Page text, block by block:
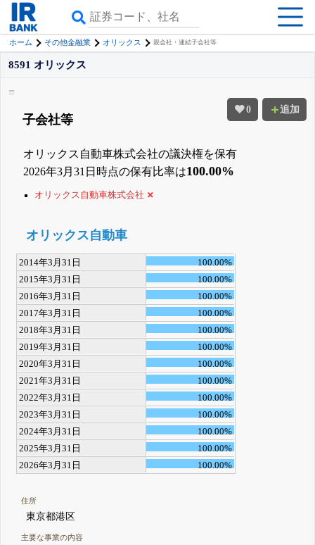
ホーム その他金融業 オリックス 親会社・連結子会社等
0 追加
8591 オリックス
子会社等
オリックス自動車株式会社の議決権を保有
2026年3月31日時点の保有比率は100.00%
オリックス自動車株式会社
オリックス自動車
2014年3月31日
100.00%
2015年3月31日
100.00%
2016年3月31日
100.00%
2017年3月31日
100.00%
2018年3月31日
100.00%
2019年3月31日
100.00%
2020年3月31日
100.00%
2021年3月31日
100.00%
2022年3月31日
100.00%
2023年3月31日
100.00%
2024年3月31日
100.00%
2025年3月31日
100.00%
2026年3月31日
100.00%
住所
東京都港区
主要な事業の内容